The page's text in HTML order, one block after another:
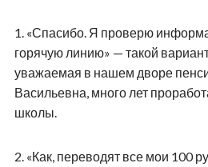
1. «Спасибо. Я проверю
горячую линию» — такой
уважаемая в нашем дворе
Васильевна, много лет
школы.
2. «Как, переводят все мои 100